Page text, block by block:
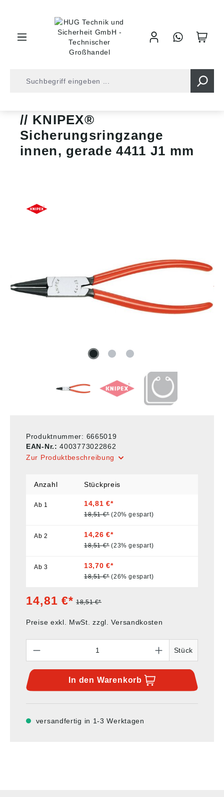
KNIPEX®
Sicherungsringzange
innen, gerade 4411 J1 mm
Produktnummer: 6665019
EAN-Nr.:4003773022862
Zur Produktbeschreibung
Anzahl Stückpreis
Ab 1 14,81 €*
18,51 €* (20% gespart)
Ab 2 14,26 €*
18,51 €* (23% gespart)
Ab 3 13,70 €*
18,51 €* (26% gespart)
14,81 €* 18,51 €*
Preise exkl. MwSt. zzgl. Versandkosten
Stück
In den Warenkorb
versandfertig in 1-3 Werktagen